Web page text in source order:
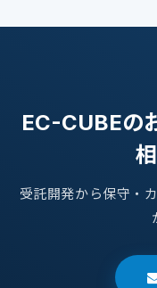
EC-CUBEの
受託開発から保守・